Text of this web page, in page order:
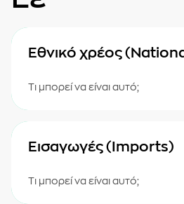
Εθνικό χρέος
Τι μπορεί να είναι αυτό;
Εισαγωγές (Imports)
Τι μπορεί να είναι αυτό;